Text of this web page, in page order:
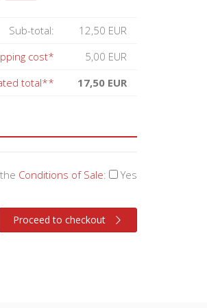
Sub-total:
12,50 EUR
cost*
5,00 EUR
total**
17,50 EUR
Conditions of Sale: Yes
Proceed to checkout